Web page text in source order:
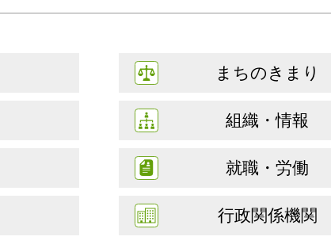
まちのきまり
組織・情報
就職・労働
行政関係機関